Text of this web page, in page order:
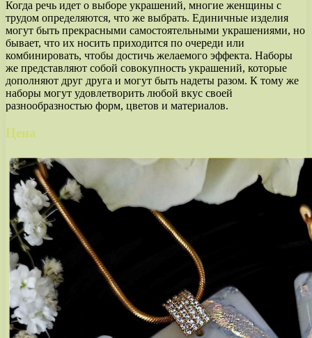
Когда речь идет о выборе украшений, многие женщины с
трудом определяются, что же выбрать. Единичные изделия
могут быть прекрасными самостоятельными украшениями, но
бывает, что их носить приходится по очереди или
комбинировать, чтобы достичь желаемого эффекта. Наборы
же представляют собой совокупность украшений, которые
дополняют друг друга и могут быть надеты разом. К тому же
наборы могут удовлетворить любой вкус своей
разнообразностью форм, цветов и материалов.
Цена